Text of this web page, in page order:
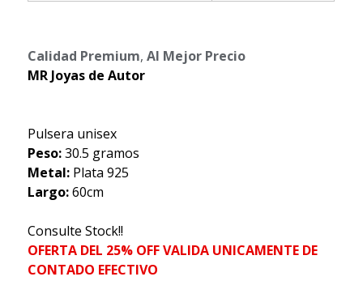
Calidad Premium, Al Mejor Precio
MR Joyas de Autor
Pulsera unisex
Peso:30.5 gramos
Metal:Plata 925
Largo:60cm
Consulte Stock!!
OFERTA DEL 25% OFF VALIDA UNICAMENTE DE
CONTADO EFECTIVO